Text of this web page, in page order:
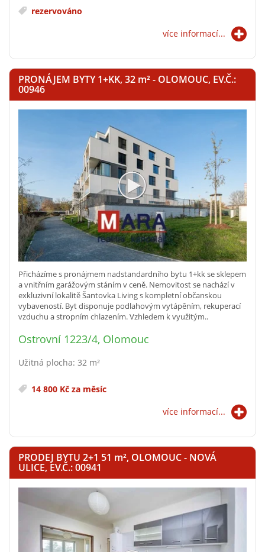
rezervováno
více informací...
PRONÁJEM BYTY 1+KK, 32 m²- OLOMOUC, EV.Č.:
00946
Přicházíme s pronájmem nadstandardního bytu 1+kk se sklepem
a vnitřním garážovým stáním v ceně. Nemovitost se nachází v
exkluzivní lokalitě Šantovka Living s kompletní občanskou
vybaveností. Byt disponuje podlahovým vytápěním, rekuperací
vzduchu a stropním chlazením. Vzhledem k využitým..
Ostrovní 1223/4, Olomouc
Užitná plocha: 32 m²
14 800 Kč za měsíc
více informací...
PRODEJ BYTU 2+1 51 m², OLOMOUC - NOVÁ
ULICE, EV.Č.: 00941